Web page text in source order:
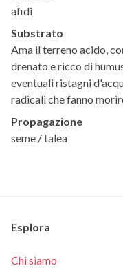
afidi
Substrato
Ama il terreno acido,
drenato e ricco di
eventuali ristagni
radicali che fanno
Propagazione
seme / talea
Esplora
Chi siamo